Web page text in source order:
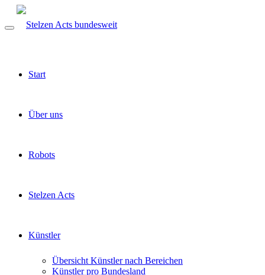
Start
Über uns
Robots
Stelzen Acts
Künstler
Übersicht Künstler nach Bereichen
Künstler pro Bundesland